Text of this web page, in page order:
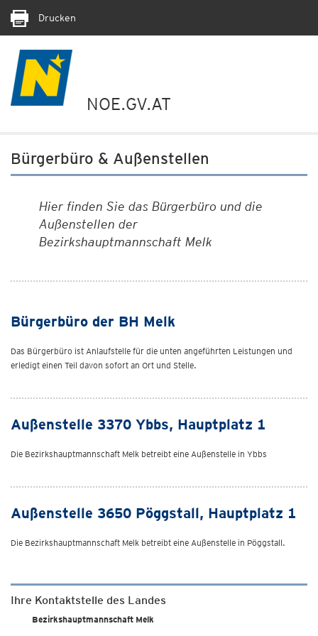
Drucken
NOE.GV.AT
Bürgerbüro & Außenstellen
Hier finden Sie das Bürgerbüro und die
Außenstellen der
Bezirkshauptmannschaft Melk
Bürgerbüro der BH Melk
Das Bürgerbüro ist Anlaufstelle für die unten angeführten Leistungen und
erledigt einen Teil davon sofort an Ort und Stelle.
Außenstelle 3370 Ybbs, Hauptplatz 1
Die Bezirkshauptmannschaft Melk betreibt eine Außenstelle in Ybbs
Außenstelle 3650 Pöggstall, Hauptplatz 1
Die Bezirkshauptmannschaft Melk betreibt eine Außenstelle in Pöggstall.
Ihre Kontaktstelle des Landes
Bezirkshauptmannschaft Melk